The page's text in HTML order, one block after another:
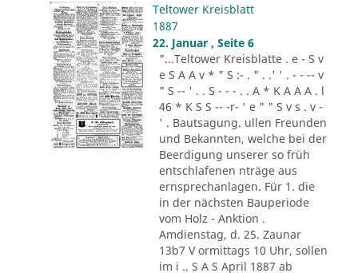
Teltower Kreisblatt
1887
22. Januar , Seite 6
"...Teltower Kreisblatte . e - S v
e S A A v * " S :- . " . .' ' . - - -- v
" S -- ' . . S - - - . . A * K A A A . l
46 * K S S -- -r- ' e " " S v s . v -
' . Bautsagung. ullen Freunden
und Bekannten, welche bei der
Beerdigung unserer so früh
entschlafenen nträge aus
ernsprechanlagen. Für 1. die
in der nächsten Bauperiode
vom Holz - Anktion .
Amdienstag, d. 25. Zaunar
13b7 V ormittags 10 Uhr, sollen
im i .. S A S April 1887 ab